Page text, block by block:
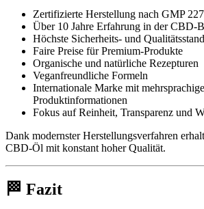
Zertifizierte Herstellung nach GMP
Über 10 Jahre Erfahrung in der CBD-
Höchste Sicherheits- und
Faire Preise für Premium-Produkte
Organische und natürliche Rezepturen
Veganfreundliche Formeln
Internationale Marke mit
Produktinformationen
Fokus auf Reinheit, Transparenz und
Dank modernster Herstellungsverfahren
CBD-Öl mit konstant hoher Qualität.
🏁 Fazit